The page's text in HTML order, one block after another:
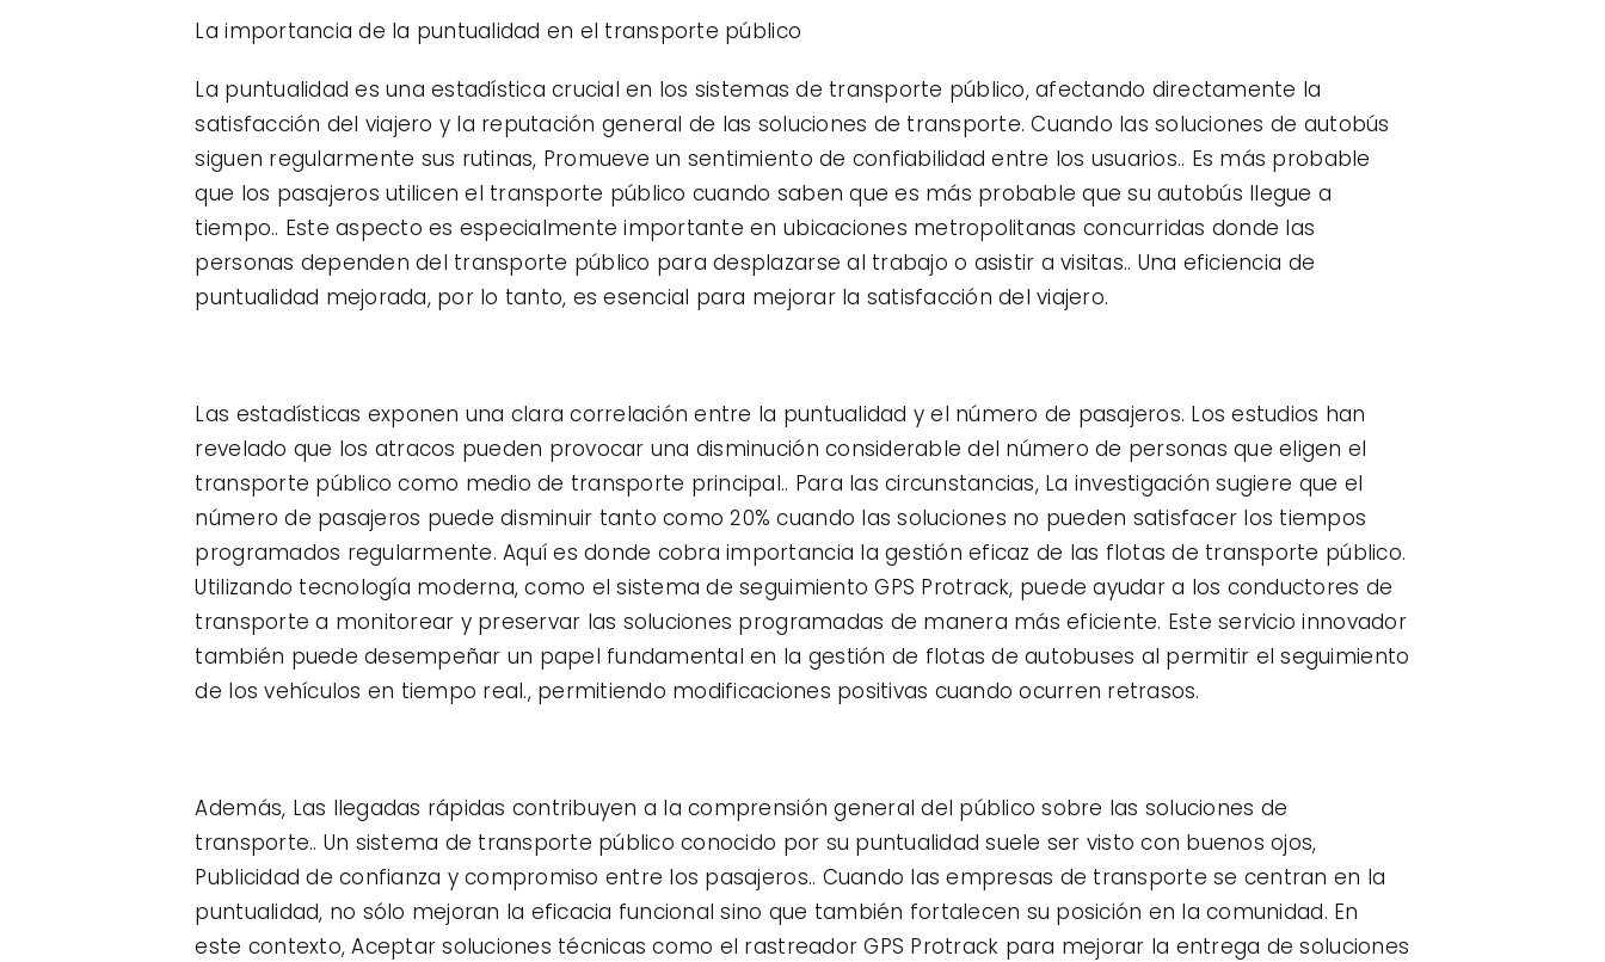
La importancia de la puntualidad en el transporte público
La puntualidad es una estadística crucial en los sistemas de transporte público, afectando directamente la
satisfacción del viajero y la reputación general de las soluciones de transporte. Cuando las soluciones de autobús
siguen regularmente sus rutinas, Promueve un sentimiento de confiabilidad entre los usuarios.. Es más probable
que los pasajeros utilicen el transporte público cuando saben que es más probable que su autobús llegue a
tiempo.. Este aspecto es especialmente importante en ubicaciones metropolitanas concurridas donde las
personas dependen del transporte público para desplazarse al trabajo o asistir a visitas.. Una eficiencia de
puntualidad mejorada, por lo tanto, es esencial para mejorar la satisfacción del viajero.
Las estadísticas exponen una clara correlación entre la puntualidad y el número de pasajeros. Los estudios han
revelado que los atracos pueden provocar una disminución considerable del número de personas que eligen el
transporte público como medio de transporte principal.. Para las circunstancias, La investigación sugiere que el
número de pasajeros puede disminuir tanto como 20% cuando las soluciones no pueden satisfacer los tiempos
programados regularmente. Aquí es donde cobra importancia la gestión eficaz de las flotas de transporte público.
Utilizando tecnología moderna, como el sistema de seguimiento GPS Protrack, puede ayudar a los conductores de
transporte a monitorear y preservar las soluciones programadas de manera más eficiente. Este servicio innovador
también puede desempeñar un papel fundamental en la gestión de flotas de autobuses al permitir el seguimiento
de los vehículos en tiempo real., permitiendo modificaciones positivas cuando ocurren retrasos.
Además, Las llegadas rápidas contribuyen a la comprensión general del público sobre las soluciones de
transporte.. Un sistema de transporte público conocido por su puntualidad suele ser visto con buenos ojos,
Publicidad de confianza y compromiso entre los pasajeros.. Cuando las empresas de transporte se centran en la
puntualidad, no sólo mejoran la eficacia funcional sino que también fortalecen su posición en la comunidad. En
este contexto, Aceptar soluciones técnicas como el rastreador GPS Protrack para mejorar la entrega de soluciones